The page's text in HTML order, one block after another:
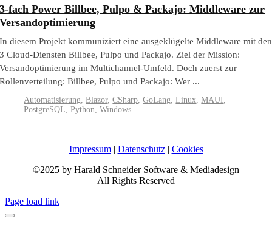
3-fach Power Billbee, Pulpo & Packajo: Middleware zur
Versandoptimierung
In diesem Projekt kommuniziert eine ausgeklügelte Middleware mit den
3 Cloud-Diensten Billbee, Pulpo und Packajo. Ziel der Mission:
Versandoptimierung im Multichannel-Umfeld. Doch zuerst zur
Rollenverteilung: Billbee, Pulpo und Packajo: Wer ...
Automatisierung,Blazor,CSharp,GoLang,Linux,MAUI,
PostgreSQL,Python,Windows
Impressum| Datenschutz| Cookies
©2025 by Harald Schneider Software & Mediadesign
All Rights Reserved
Page load link